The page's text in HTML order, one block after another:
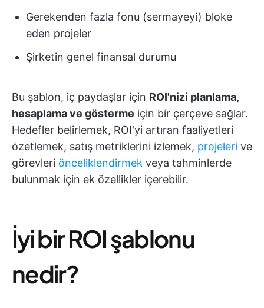
Gerekenden fazla fonu (sermayeyi) bloke
eden projeler
Şirketin genel finansal durumu
Bu şablon, iç paydaşlar için ROI'nizi planlama,
hesaplama ve gösterme için bir çerçeve sağlar.
Hedefler belirlemek, ROI'yi artıran faaliyetleri
özetlemek, satış metriklerini izlemek, projeleri ve
görevleri önceliklendirmek veya tahminlerde
bulunmak için ek özellikler içerebilir.
İyi bir ROI şablonu
nedir?